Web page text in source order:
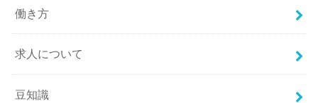
働き方
求人について
豆知識